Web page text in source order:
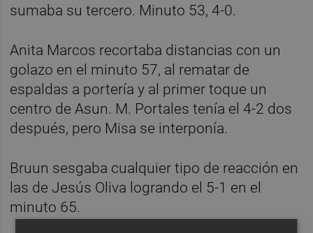
sumaba su tercero. Minuto 53, 4-0.
Anita Marcos recortaba distancias con un
golazo en el minuto 57, al rematar de
espaldas a portería y al primer toque un
centro de Asun. M. Portales tenía el 4-2 dos
después, pero Misa se interponía.
Bruun sesgaba cualquier tipo de reacción en
las de Jesús Oliva logrando el 5-1 en el
minuto 65.